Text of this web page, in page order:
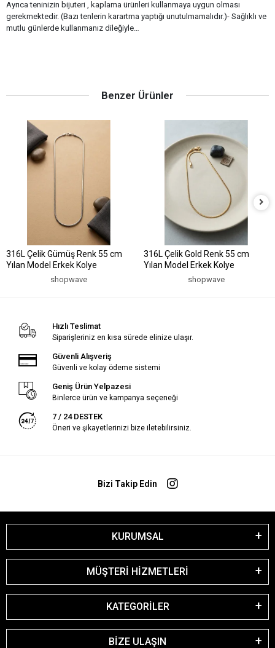
Ayrıca teninizin bijuteri , kaplama ürünleri kullanmaya uygun olması
gerekmektedir. (Bazı tenlerin karartma yaptığı unutulmamalıdır.)- Sağlıklı ve
mutlu günlerde kullanmanız dileğiyle…
Benzer Ürünler
316L Çelik Gümüş Renk 55 cm
Yılan Model Erkek Kolye
shopwave
316L Çelik Gold Renk 55 cm
Yılan Model Erkek Kolye
shopwave
Hızlı Teslimat
Siparişleriniz en kısa sürede elinize ulaşır.
Güvenli Alışveriş
Güvenli ve kolay ödeme sistemi
Geniş Ürün Yelpazesi
Binlerce ürün ve kampanya seçeneği
7 / 24 DESTEK
Öneri ve şikayetlerinizi bize iletebilirsiniz.
Bizi Takip Edin
KURUMSAL
MÜŞTERİ HİZMETLERİ
KATEGORİLER
BİZE ULAŞIN